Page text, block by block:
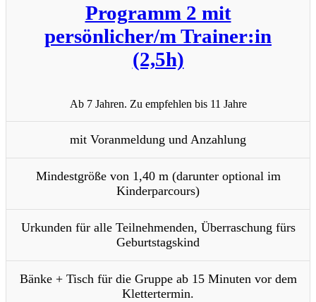
Programm 2 mit
persönlicher/m Trainer:in
(2,5h)
Ab 7 Jahren. Zu empfehlen bis 11 Jahre
mit Voranmeldung und Anzahlung
Mindestgröße von 1,40 m (darunter optional im
Kinderparcours)
Urkunden für alle Teilnehmenden, Überraschung fürs
Geburtstagskind
Bänke + Tisch für die Gruppe ab 15 Minuten vor dem
Klettertermin.